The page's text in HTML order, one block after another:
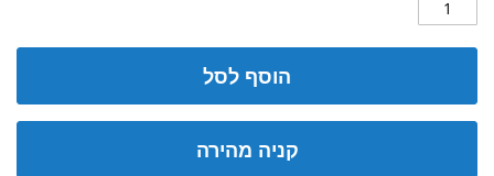
הוסף לסל
קניה מהירה